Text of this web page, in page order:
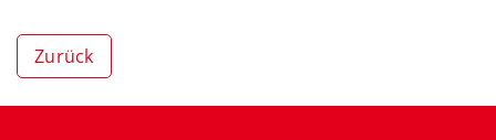
Zurück